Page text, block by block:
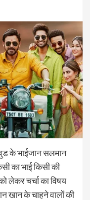
के भाईजान सलमान
का भाई किसी की
लेकर चर्चा का विषय
खान के चाहने वालों की